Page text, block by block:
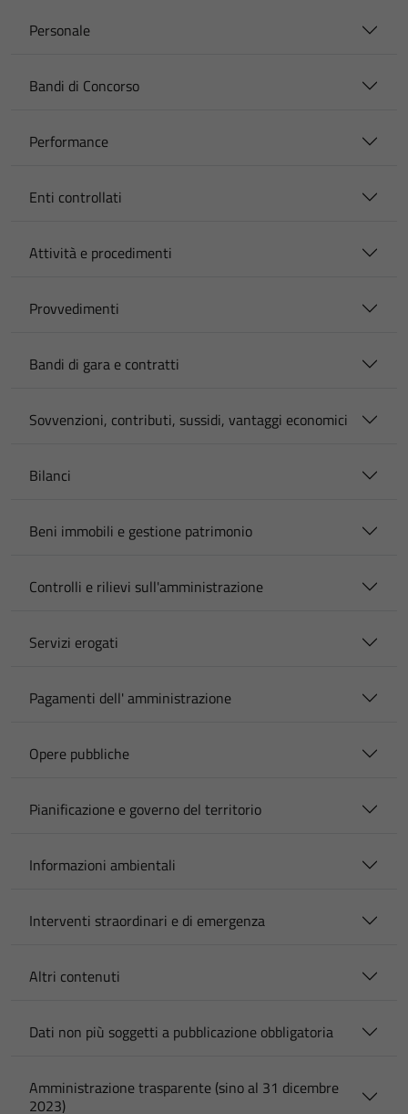
Personale
Bandi di Concorso
Performance
Enti controllati
Attività e procedimenti
Provvedimenti
Bandi di gara e contratti
Sovvenzioni, contributi, sussidi, vantaggi economici
Bilanci
Beni immobili e gestione patrimonio
Controlli e rilievi sull'amministrazione
Servizi erogati
Pagamenti dell' amministrazione
Opere pubbliche
Pianificazione e governo del territorio
Informazioni ambientali
Interventi straordinari e di emergenza
Altri contenuti
Dati non più soggetti a pubblicazione obbligatoria
Amministrazione trasparente (sino al 31 dicembre
2023)